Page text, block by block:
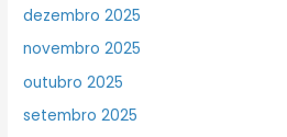
dezembro 2025
novembro 2025
outubro 2025
setembro 2025